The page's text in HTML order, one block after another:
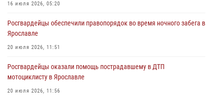
30 июля 2026, 11:51
В региональном управлении Росгвардии состоялся молебен,
приуроченный к празднику Крещения Руси
28 июля 2026, 14:56
16 июля 2026, 05:20
Росгвардейцы обеспечили правопорядок во время ночного забега в
Ярославле
20 июля 2026, 11:51
Росгвардейцы оказали помощь пострадавшему в ДТП
мотоциклисту в Ярославле
20 июля 2026, 11:56